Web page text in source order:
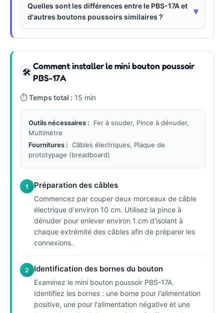
Quelles sont les différences entre le PBS-17A et
d'autres boutons poussoirs similaires ?
▾
🛠
Comment installer le mini bouton poussoir
PBS-17A
⏱Temps total : 15 min
Outils nécessaires :
Fer à souder, Pince à dénuder,
Multimètre
Fournitures : Câbles électriques, Plaque de
prototypage (breadboard)
1 Préparation des câbles
Commencez par couper deux morceaux de câble
électrique d'environ 10 cm. Utilisez la pince à
dénuder pour enlever environ 1 cm d'isolant à
chaque extrémité des câbles afin de préparer les
connexions.
2 Identification des bornes du bouton
Examinez le mini bouton poussoir PBS-17A.
Identifiez les bornes : une borne pour l'alimentation
positive, une pour l'alimentation négative et une